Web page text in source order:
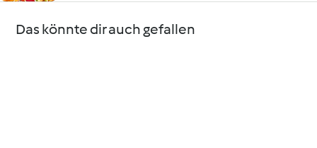
Das könnte dir auch gefallen